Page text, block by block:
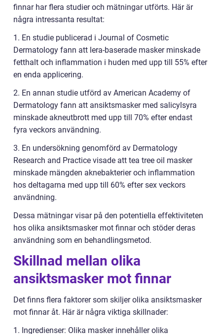
finnar har flera studier och mätningar utförts. Här är
några intressanta resultat:
1. En studie publicerad i Journal of Cosmetic
Dermatology fann att lera-baserade masker minskade
fetthalt och inflammation i huden med upp till 55% efter
en enda applicering.
2. En annan studie utförd av American Academy of
Dermatology fann att ansiktsmasker med salicylsyra
minskade akneutbrott med upp till 70% efter endast
fyra veckors användning.
3. En undersökning genomförd av Dermatology
Research and Practice visade att tea tree oil masker
minskade mängden aknebakterier och inflammation
hos deltagarna med upp till 60% efter sex veckors
användning.
Dessa mätningar visar på den potentiella effektiviteten
hos olika ansiktsmasker mot finnar och stöder deras
användning som en behandlingsmetod.
Skillnad mellan olika
ansiktsmasker mot finnar
Det finns flera faktorer som skiljer olika ansiktsmasker
mot finnar åt. Här är några viktiga skillnader:
1. Ingredienser: Olika masker innehåller olika